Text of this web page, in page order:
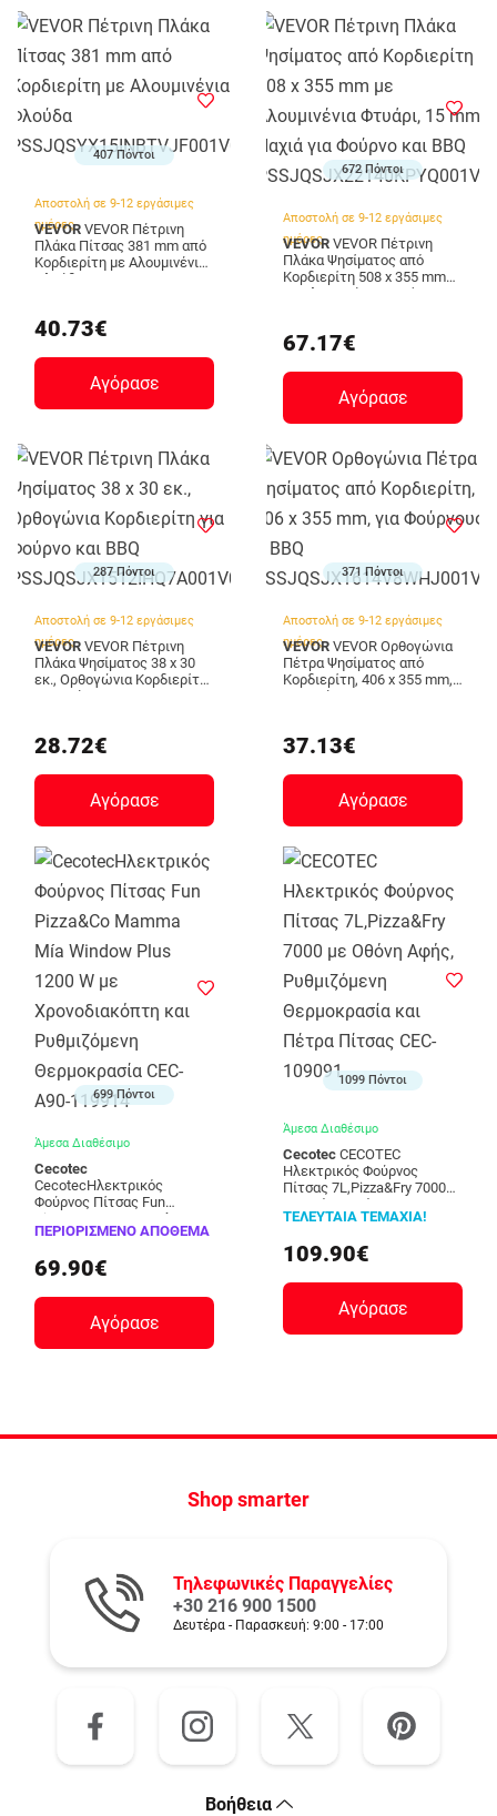
407 Πόντοι
Αποστολή σε 9-12 εργάσιμες
ημέρες
VEVOR
Πλάκα Πίτσας 381 mm από
Κορδιερίτη με Αλουμινένια
Φλούδα
40.73€
Αγόρασε
672 Πόντοι
Αποστολή σε 9-12 εργάσιμες
ημέρες
VEVOR
Πλάκα Ψησίματος από
Κορδιερίτη 508 x 355 mm
με Αλουμινένια Φτυάρι, 15
PSSJQSJX22140KPYQ001V0
67.17€
Αγόρασε
287 Πόντοι
Αποστολή σε 9-12 εργάσιμες
ημέρες
VEVOR
Πλάκα Ψησίματος 38 x 30
εκ., Ορθογώνια Κορδιερίτη
για Φούρνο και BBQ
28.72€
Αγόρασε
371 Πόντοι
Αποστολή σε 9-12 εργάσιμες
ημέρες
VEVOR
Πέτρα Ψησίματος από
Κορδιερίτη, 406 x 355 mm,
για Φούρνους & BBQ
37.13€
Αγόρασε
699 Πόντοι
Άμεσα Διαθέσιμο
Cecotec
CecotecΗλεκτρικός
Φούρνος Πίτσας Fun
Pizza&Co Mamma Mía
Window Plus 1200 W με
Ρυθμιζόμενη Θερμοκρασία
ΠΕΡΙΟΡΙΣΜΕΝΟ ΑΠΟΘΕΜΑ
69.90€
Αγόρασε
1099 Πόντοι
Άμεσα Διαθέσιμο
Cecotec
Ηλεκτρικός Φούρνος
Πίτσας 7L,Pizza&Fry 7000
με Οθόνη Αφής,
Ρυθμιζόμενη Θερμοκρασία
109091
ΤΕΛΕΥΤΑΙΑ ΤΕΜΑΧΙΑ!
109.90€
Αγόρασε
Shop smarter
Bοήθεια
Τηλεφωνικές Παραγγελίες
+30 216 900 1500
Δευτέρα - Παρασκευή: 9:00 - 17:00